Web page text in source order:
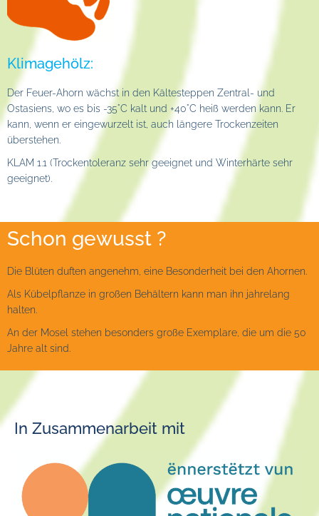
Klimagehölz:
Der Feuer-Ahorn wächst in den Kältesteppen Zentral- und
Ostasiens, wo es bis -35°C kalt und +40°C heiß werden kann. Er
kann, wenn er eingewurzelt ist, auch längere Trockenzeiten
überstehen.
KLAM 1.1 (Trockentoleranz sehr geeignet und Winterhärte sehr
geeignet).
Schon gewusst ?
Die Blüten duften angenehm, eine Besonderheit bei den Ahornen.
Als Kübelpflanze in großen Behältern kann man ihn jahrelang
halten.
An der Mosel stehen besonders große Exemplare, die um die 50
Jahre alt sind.
In Zusammenarbeit mit